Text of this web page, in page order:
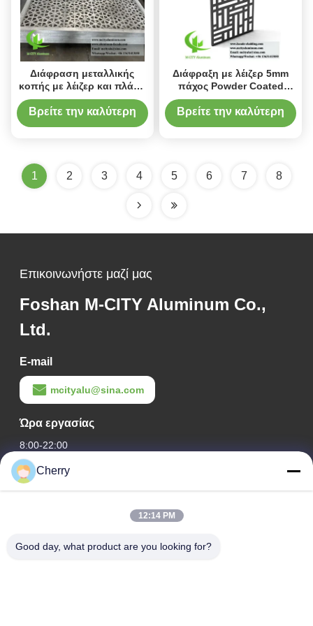
Διάφραση μεταλλικής
κοπής με λέιζερ και πλάνο
κοπής με λέιζερ
αλουμινίου με
προσαρμόσιμο σχέδιο σε
Βρείτε την καλύτερη
Διάφραξη με λέιζερ 5mm
πάχος Powder Coated
Aluminum Privacy Screen
Διακοσμητικό πάνελ για
Βρείτε την καλύτερη
1 2 3 4 5 6 7 8
Επικοινωνήστε μαζί μας
Foshan M-CITY Aluminum Co.,
Ltd.
E-mail
mcityalu@sina.com
Ώρα εργασίας
8:00-22:00
Η διεύθυνσή μας
Βιομηχανικό πάρκο Hegui, Lishui, Nanhai Foshan Guangdong
Cherry
12:14 PM
Good day, what product are you looking for?